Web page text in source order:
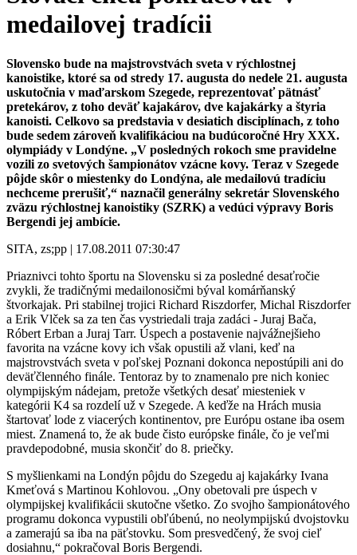
medailovej tradícii
Slovensko bude na majstrovstvách sveta v rýchlostnej
kanoistike, ktoré sa od stredy 17. augusta do nedele 21. augusta
uskutočnia v maďarskom Szegede, reprezentovať pätnásť
pretekárov, z toho deväť kajakárov, dve kajakárky a štyria
kanoisti. Celkovo sa predstavia v desiatich disciplínach, z toho
bude sedem zároveň kvalifikáciou na budúcoročné Hry XXX.
olympiády v Londýne. „V posledných rokoch sme pravidelne
vozili zo svetových šampionátov vzácne kovy. Teraz v Szegede
pôjde skôr o miestenky do Londýna, ale medailovú tradíciu
nechceme prerušiť,“ naznačil generálny sekretár Slovenského
zväzu rýchlostnej kanoistiky (SZRK) a vedúci výpravy Boris
Bergendi jej ambície.
SITA, zs;pp | 17.08.2011 07:30:47
Priaznivci tohto športu na Slovensku si za posledné desaťročie
zvykli, že tradičnými medailonosičmi býval komárňanský
štvorkajak. Pri stabilnej trojici Richard Riszdorfer, Michal Riszdorfer
a Erik Vlček sa za ten čas vystriedali traja zadáci - Juraj Bača,
Róbert Erban a Juraj Tarr. Úspech a postavenie najvážnejšieho
favorita na vzácne kovy ich však opustili až vlani, keď na
majstrovstvách sveta v poľskej Poznani dokonca nepostúpili ani do
deväťčlenného finále. Tentoraz by to znamenalo pre nich koniec
olympijským nádejam, pretože všetkých desať miesteniek v
kategórii K4 sa rozdelí už v Szegede. A keďže na Hrách musia
štartovať lode z viacerých kontinentov, pre Európu ostane iba osem
miest. Znamená to, že ak bude čisto európske finále, čo je veľmi
pravdepodobné, musia skončiť do 8. priečky.
S myšlienkami na Londýn pôjdu do Szegedu aj kajakárky Ivana
Kmeťová s Martinou Kohlovou. „Ony obetovali pre úspech v
olympijskej kvalifikácii skutočne všetko. Zo svojho šampionátového
programu dokonca vypustili obľúbenú, no neolympijskú dvojstovku
a zamerajú sa iba na päťstovku. Som presvedčený, že svoj cieľ
dosiahnu,“ pokračoval Boris Bergendi.